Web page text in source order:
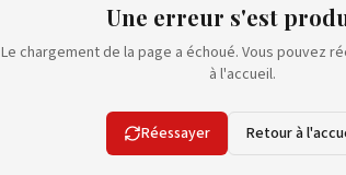
Une erreur s'est
Le chargement de la page a échoué. Vous pouvez
à l'accueil.
Réessayer Retour à